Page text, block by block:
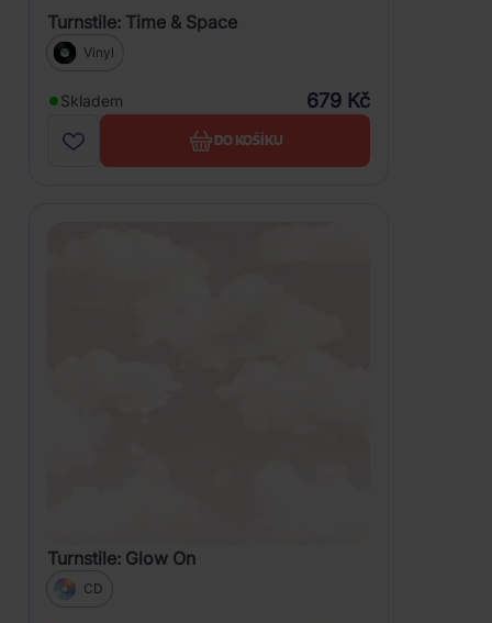
Turnstile: Time & Space
Vinyl
Skladem 679 Kč
DO KOŠÍKU
Turnstile: Glow On
CD